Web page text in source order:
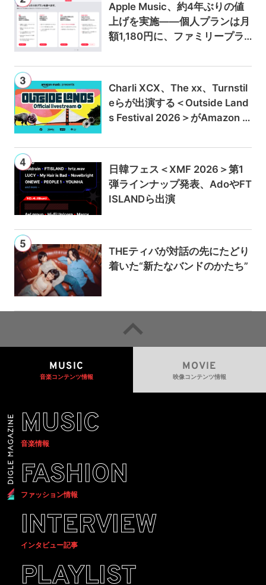
Apple Music、約4年ぶりの値
上げを実施——個人プランは月
額1,180円に、ファミリープラ
Charli XCX、The xx、Turnstil
eらが出演する＜Outside Land
s Festival 2026＞がAmazon M
ブ配信
日韓フェス＜XMF 2026＞第1
弾ラインナップ発表、AdoやFT
ISLANDら出演
THEティバが対話の先にたどり
着いた“新たなバンドのかたち”
MUSIC
音楽コンテンツ情報
MOVIE
映像コンテンツ情報
MUSIC
音楽情報
FASHION
ファッション情報
INTERVIEW
インタビュー記事
PLAYLIST